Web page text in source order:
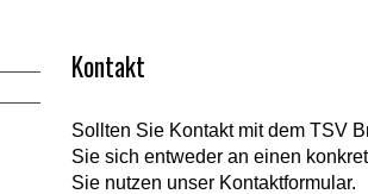
Kontakt
Sollten Sie Kontakt mit dem TSV
Sie sich entweder an einen
Sie nutzen unser Kontaktformular.